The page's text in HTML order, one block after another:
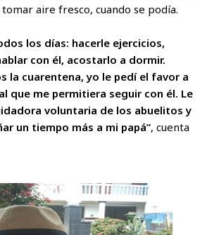
aire fresco, cuando se podía.
los días: hacerle ejercicios,
con él, acostarlo a dormir.
la cuarentena, yo le pedí el favor a
que me permitiera seguir con él. Le
voluntaria de los abuelitos y
un tiempo más a mi papá”, cuenta